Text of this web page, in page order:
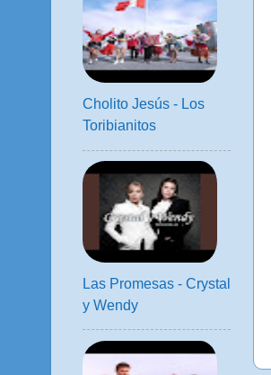
Cholito Jesús - Los
Toribianitos
Las Promesas - Crystal
y Wendy